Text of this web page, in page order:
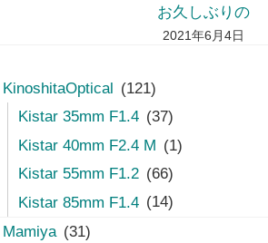
お久しぶりの
2021年6月4日
KinoshitaOptical (121)
Kistar 35mm F1.4 (37)
Kistar 40mm F2.4 M (1)
Kistar 55mm F1.2 (66)
Kistar 85mm F1.4 (14)
Mamiya (31)